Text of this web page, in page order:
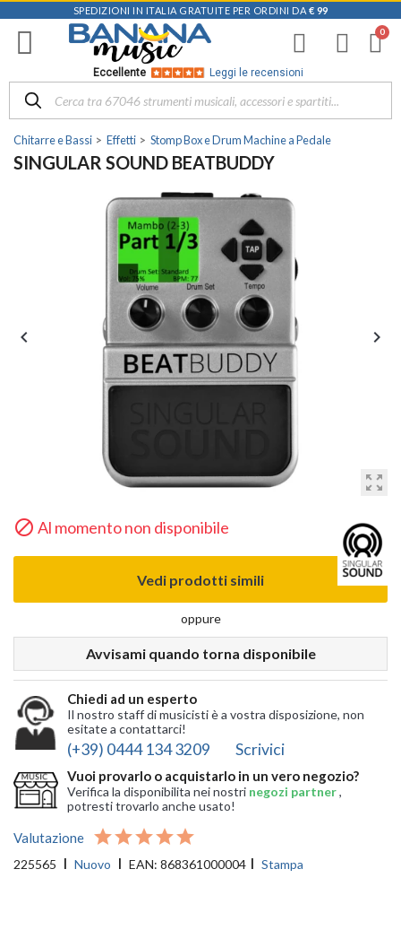
SPEDIZIONI IN ITALIA GRATUITE PER ORDINI DA € 99
Eccellente Leggi le recensioni
Chitarre e Bassi Effetti Stomp Box e Drum Machine a Pedale
SINGULAR SOUND BEATBUDDY
zoom_out_map
 
 Al momento non disponibile
Vedi prodotti simili
oppure
Avvisami quando torna disponibile
Chiedi ad un esperto
Il nostro staff di musicisti è a vostra disposizione, non
esitate a contattarci!
(+39) 0444 134 3209 Scrivici
Vuoi provarlo o acquistarlo in un vero negozio?
Verifica la disponibilita nei nostri negozi partner,
potresti trovarlo anche usato!
Valutazione
225565 Nuovo EAN: 868361000004 Stampa